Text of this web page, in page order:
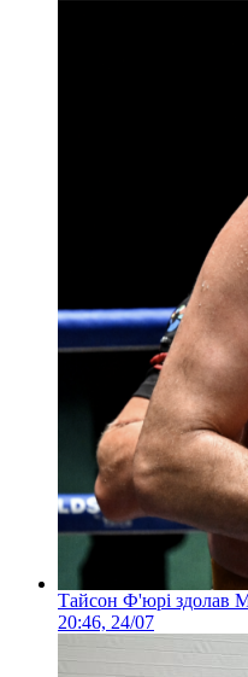
Тайсон Ф'юрі здолав
20:46, 24/07